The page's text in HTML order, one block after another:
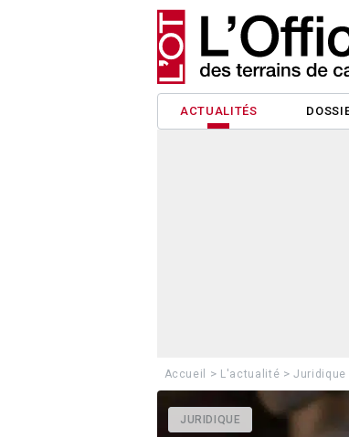
ACTUALITÉS
Accueil > L'actualité >Juridique
JURIDIQUE